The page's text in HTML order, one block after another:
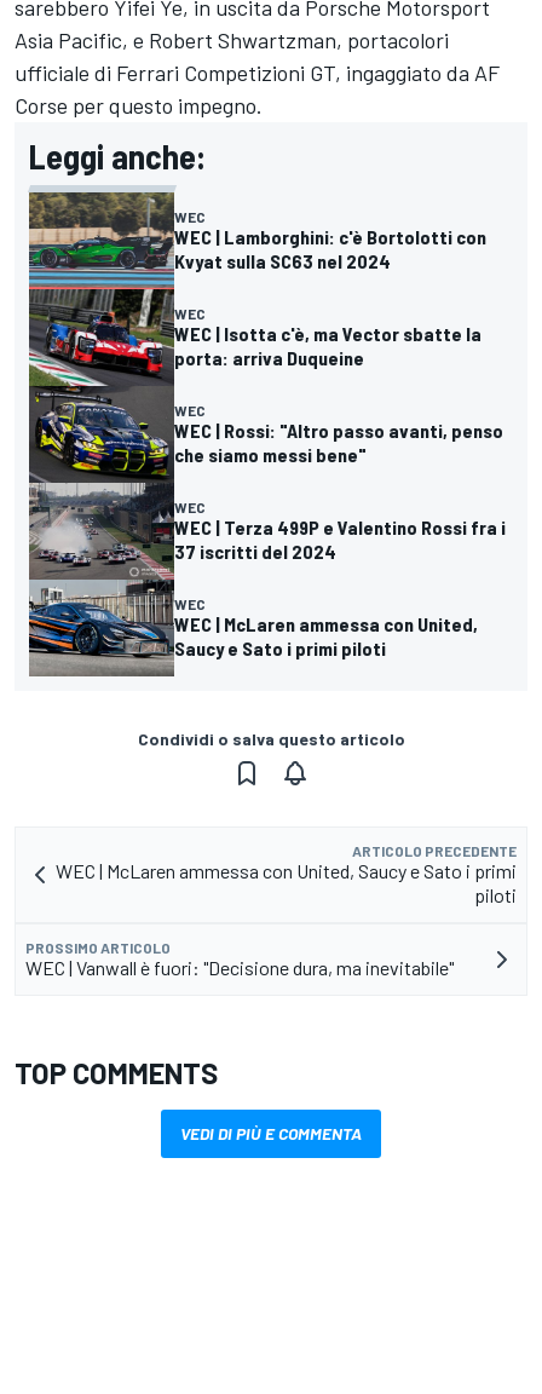
sarebbero Yifei Ye, in uscita da Porsche Motorsport
Asia Pacific, e Robert Shwartzman, portacolori
ufficiale di Ferrari Competizioni GT, ingaggiato da AF
Corse per questo impegno.
Leggi anche:
WEC
WEC | Lamborghini: c'è Bortolotti con
Kvyat sulla SC63 nel 2024
WEC
WEC | Isotta c'è, ma Vector sbatte la
porta: arriva Duqueine
WEC
WEC | Rossi: "Altro passo avanti, penso
che siamo messi bene"
WEC
WEC | Terza 499P e Valentino Rossi fra i
37 iscritti del 2024
WEC
WEC | McLaren ammessa con United,
Saucy e Sato i primi piloti
Condividi o salva questo articolo
ARTICOLO PRECEDENTE
WEC | McLaren ammessa con United, Saucy e Sato i primi
piloti
PROSSIMO ARTICOLO
WEC | Vanwall è fuori: "Decisione dura, ma inevitabile"
TOP COMMENTS
VEDI DI PIÙ E COMMENTA